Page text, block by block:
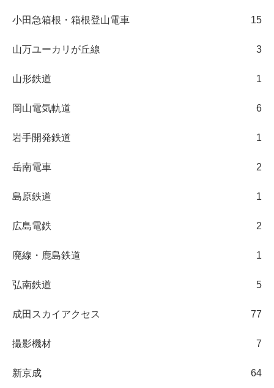
小田急箱根・箱根登山電車 15
山万ユーカリが丘線 3
山形鉄道 1
岡山電気軌道 6
岩手開発鉄道 1
岳南電車 2
島原鉄道 1
広島電鉄 2
廃線・鹿島鉄道 1
弘南鉄道 5
成田スカイアクセス 77
撮影機材 7
新京成 64